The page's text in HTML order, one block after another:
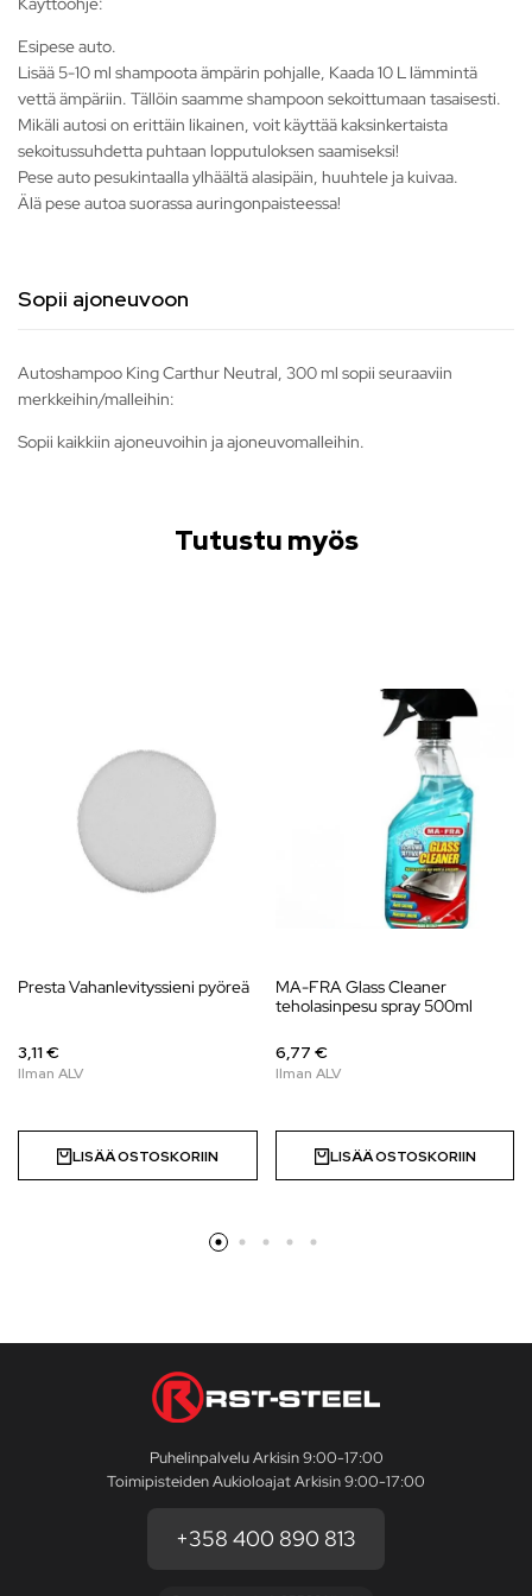
Esipese auto.
Lisää 5-10 ml shampoota ämpärin pohjalle, Kaada 10 L lämmintä
vettä ämpäriin. Tällöin saamme shampoon sekoittumaan tasaisesti.
Mikäli autosi on erittäin likainen, voit käyttää kaksinkertaista
sekoitussuhdetta puhtaan lopputuloksen saamiseksi!
Pese auto pesukintaalla ylhäältä alasipäin, huuhtele ja kuivaa.
Älä pese autoa suorassa auringonpaisteessa!
Sopii ajoneuvoon
Autoshampoo King Carthur Neutral, 300 ml sopii seuraaviin
merkkeihin/malleihin:
Sopii kaikkiin ajoneuvoihin ja ajoneuvomalleihin.
Tutustu myös
Presta Vahanlevityssieni pyöreä
3,11 €
LISÄÄ OSTOSKORIIN
MA-FRA Glass Cleaner
teholasinpesu spray 500ml
6,77 €
LISÄÄ OSTOSKORIIN
Puhelinpalvelu Arkisin 9:00-17:00
Toimipisteiden Aukioloajat Arkisin 9:00-17:00
+358 400 890 813